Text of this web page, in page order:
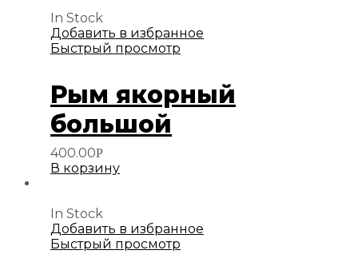
In Stock
Добавить в избранное
Быстрый просмотр
Рым якорный
большой
400.00Р
В корзину
In Stock
Добавить в избранное
Быстрый просмотр